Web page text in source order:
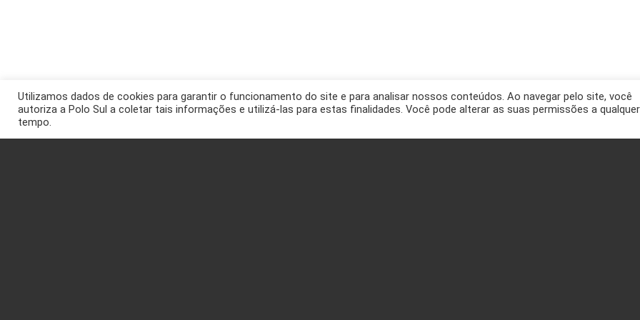
Utilizamos dados de cookies para garantir o funcionamento do site e para analisar nossos conteúdos. Ao navegar pelo site, você
autoriza a Polo Sul a coletar tais informações e utilizá-las para estas finalidades. Você pode alterar as suas permissões a qualquer
tempo.